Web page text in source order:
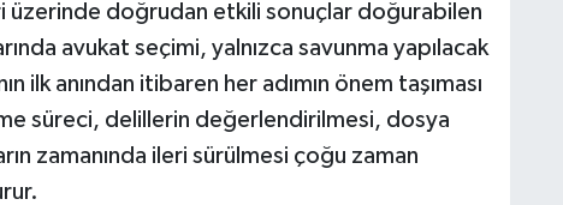
üzerinde doğrudan etkili sonuçlar doğurabilen
avukat seçimi, yalnızca savunma yapılacak
ilk anından itibaren her adımın önem taşıması
süreci, delillerin değerlendirilmesi, dosya
zamanında ileri sürülmesi çoğu zaman